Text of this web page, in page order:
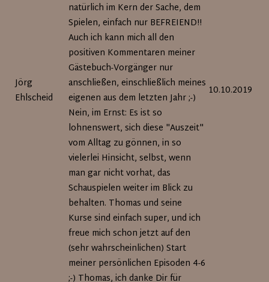
Jörg
Ehlscheid
natürlich im Kern der Sache, dem
Spielen, einfach nur BEFREIEND!!
Auch ich kann mich all den
positiven Kommentaren meiner
Gästebuch-Vorgänger nur
anschließen, einschließlich meines
eigenen aus dem letzten Jahr ;-)
Nein, im Ernst: Es ist so
lohnenswert, sich diese "Auszeit"
vom Alltag zu gönnen, in so
vielerlei Hinsicht, selbst, wenn
man gar nicht vorhat, das
Schauspielen weiter im Blick zu
behalten. Thomas und seine
Kurse sind einfach super, und ich
freue mich schon jetzt auf den
(sehr wahrscheinlichen) Start
meiner persönlichen Episoden 4-6
;-) Thomas, ich danke Dir für
10.10.2019